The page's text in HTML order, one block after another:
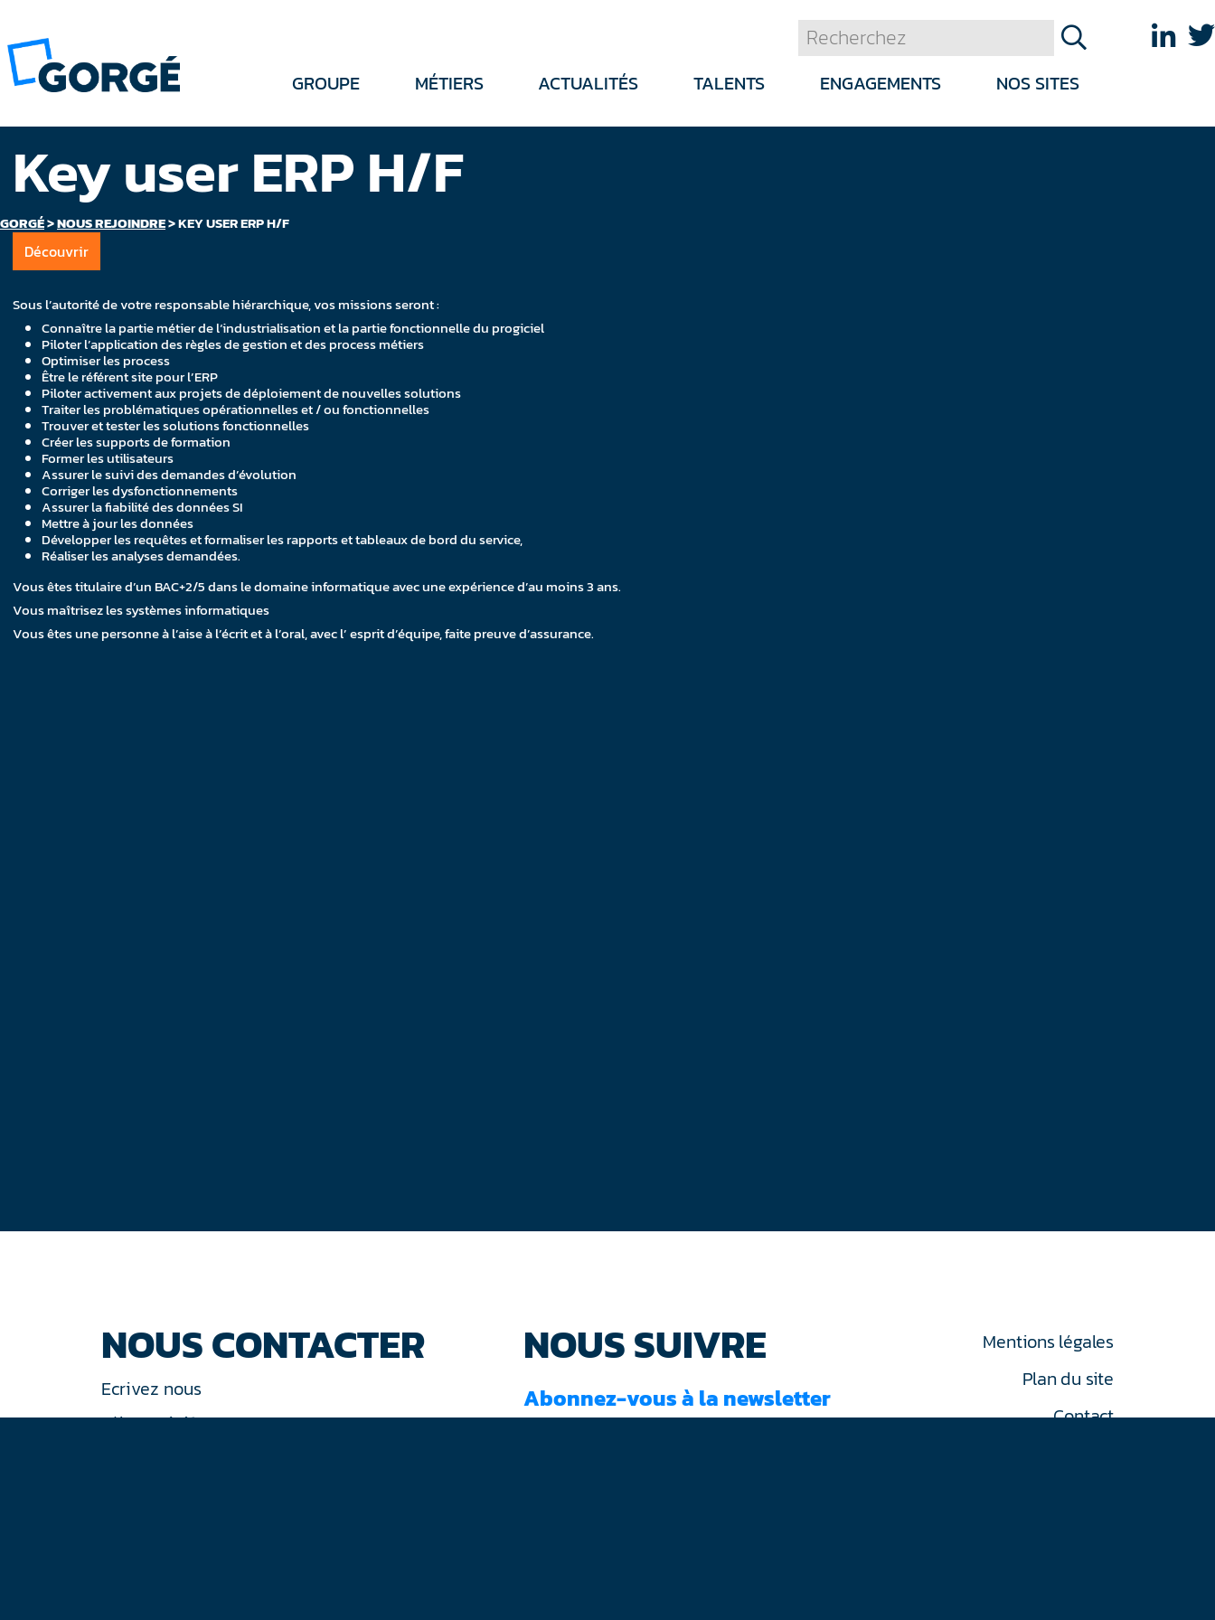
GROUPE MÉTIERS ACTUALITÉS TALENTS ENGAGEMENTS NOS SITES
GORGÉ>NOUS REJOINDRE>KEY USER ERP H/F
Key user ERP H/F
Découvrir
Sous l’autorité de votre responsable hiérarchique, vos missions seront :
Connaître la partie métier de l‘industrialisation et la partie fonctionnelle du progiciel
Piloter l’application des règles de gestion et des process métiers
Optimiser les process
Être le référent site pour l’ERP
Piloter activement aux projets de déploiement de nouvelles solutions
Traiter les problématiques opérationnelles et / ou fonctionnelles
Trouver et tester les solutions fonctionnelles
Créer les supports de formation
Former les utilisateurs
Assurer le suivi des demandes d’évolution
Corriger les dysfonctionnements
Assurer la fiabilité des données SI
Mettre à jour les données
Développer les requêtes et formaliser les rapports et tableaux de bord du service,
Réaliser les analyses demandées.
Vous êtes titulaire d’un BAC+2/5 dans le domaine informatique avec une expérience d’au moins 3 ans.
Vous maîtrisez les systèmes informatiques
Vous êtes une personne à l’aise à l’écrit et à l’oral, avec l’ esprit d’équipe, faite preuve d’assurance.
NOUS CONTACTER
Ecrivez nous
Tél : +33 (0)1 44 77 94 77
NOUS SUIVRE
Abonnez-vous à la newsletter
Mentions légales
Plan du site
Contact